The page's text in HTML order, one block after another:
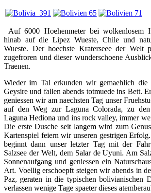
Auf 6000 Hoehenmeter bei wolkenlosem
hinab auf die Lipez Wueste, Chile und
Wueste. Der hoechste Kraterseee der Welt
zugefroren und dieser wunderschoene
Traenen.
Wieder im Tal erkunden wir gemaehlich die
Geysire und fallen abends totmuede ins Bett.
geniessen wir am naechsten Tag unser
auf den Weg zur Laguna Colorada, zu
Laguna Hediona und ins rock valley, immer
Die erste Dusche seit langem wird zum
Kartenspiel feiern wir unseren gestrigen
beginnt dann unser letzter Tag mit der
Salzsee der Welt, dem Salar de Uyuni. Am
Sonnenaufgang und geniessen ein
Art. Voellig erschoepft steigen wir abends in
Paz, geraten in die typischen bolivianischen
verlassen wenige Tage spaeter dieses